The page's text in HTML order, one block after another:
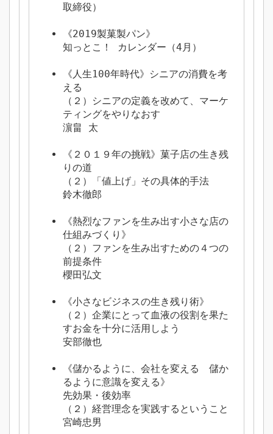
取締役）
《2019製菓製パン》
知っとこ！ カレンダー（4月）
《人生100年時代》シニアの消費を考
える
（２）シニアの定義を改めて、マーケ
ティングをやりなおす
濵畠 太
《２０１９年の挑戦》菓子店の生き残
りの道
（２）「値上げ」その具体的手法
鈴木徹郎
《熱烈なファンを生み出す小さな店の
仕組みづくり》
（２）ファンを生み出すための４つの
前提条件
櫻田弘文
《小さなビジネスの生き残り術》
（２）企業にとって血液の役割を果た
すお金を十分に活用しよう
安部徹也
《儲かるように、会社を変える 儲か
るように意識を変える》
先効果・後効率
（２）経営理念を実践するということ
宮崎忠男